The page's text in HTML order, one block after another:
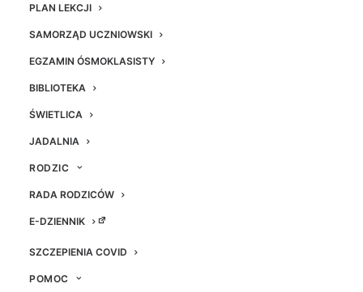
PLAN LEKCJI
SAMORZĄD UCZNIOWSKI
EGZAMIN ÓSMOKLASISTY
BIBLIOTEKA
ŚWIETLICA
JADALNIA
RODZIC
RADA RODZICÓW
E-DZIENNIK
SZCZEPIENIA COVID
POMOC